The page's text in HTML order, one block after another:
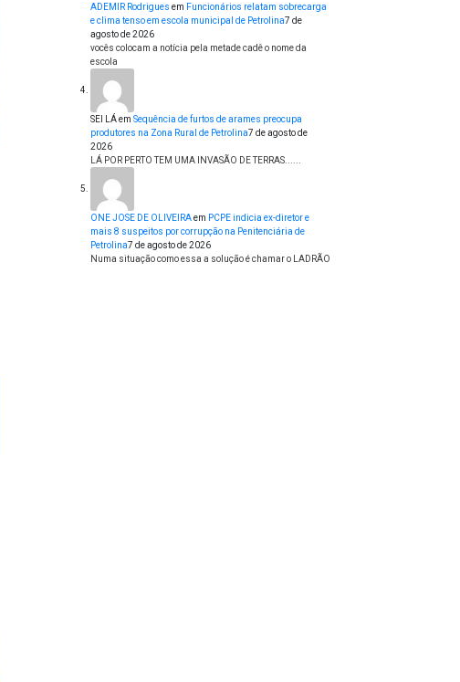
ADEMIR Rodrigues em Funcionários relatam sobrecarga
e clima tenso em escola municipal de Petrolina7 de
agosto de 2026
vocês colocam a notícia pela metade cadê o nome da
escola
SEI LÁem Sequência de furtos de arames preocupa
produtores na Zona Rural de Petrolina7 de agosto de
2026
LÁ POR PERTO TEM UMA INVASÃO DE TERRAS......
ONE JOSE DE OLIVEIRAem PCPE indicia ex-diretor e
mais 8 suspeitos por corrupção na Penitenciária de
Petrolina7 de agosto de 2026
Numa situação como essa a solução é chamar o LADRÃO